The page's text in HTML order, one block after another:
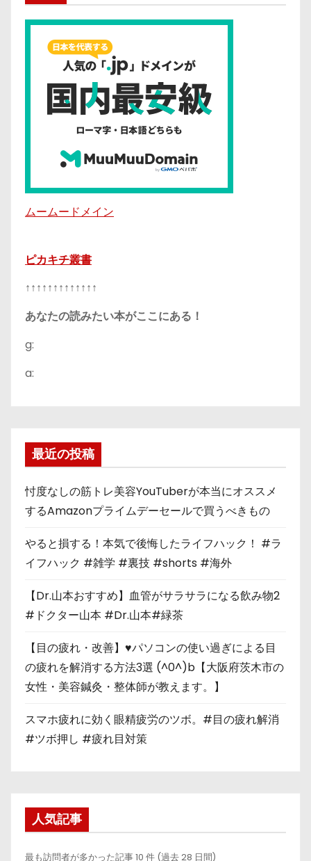
ムームードメイン
ピカキチ叢書
↑↑↑↑↑↑↑↑↑↑↑↑↑
あなたの読みたい本がここにある！
g:
a:
最近の投稿
忖度なしの筋トレ美容YouTuberが本当にオススメ
するAmazonプライムデーセールで買うべきもの
やると損する！本気で後悔したライフハック！ #ラ
イフハック #雑学 #裏技 #shorts #海外
【Dr.山本おすすめ】血管がサラサラになる飲み物2
#ドクター山本 #Dr.山本#緑茶
【目の疲れ・改善】♥パソコンの使い過ぎによる目
の疲れを解消する方法3選 (^0^)b【大阪府茨木市の
女性・美容鍼灸・整体師が教えます。】
スマホ疲れに効く眼精疲労のツボ。#目の疲れ解消
#ツボ押し #疲れ目対策
人気記事
最も訪問者が多かった記事 10 件 (過去 28 日間)